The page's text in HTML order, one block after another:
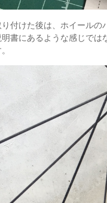
付けた後は、ホイール
書にあるような感じで